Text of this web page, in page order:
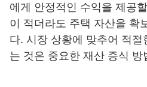
에게 안정적인 수익을 제공
이 적더라도 주택 자산을 확
다. 시장 상황에 맞추어 적
는 것은 중요한 재산 증식 방